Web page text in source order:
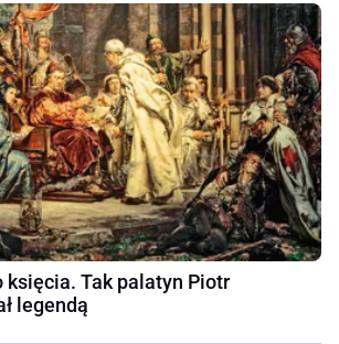
księcia. Tak palatyn Piotr
legendą